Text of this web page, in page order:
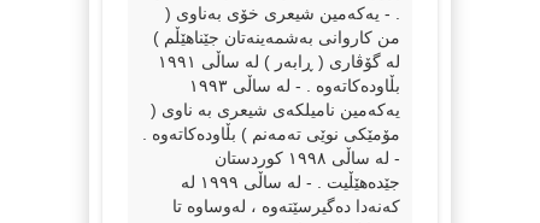
. - یەکەمین شیعری خۆی بەناوی (
من کاروانی بەشمەینەتان جێناهێڵم )
لە گۆڤاری ( ڕابەر ) لە ساڵی ١٩٩١
بڵاودەکاتەوە . - لە ساڵی ١٩٩٣
یەکەمین نامیلکەی شیعری بە ناوی (
مۆمێکی نوێی تەمەنم ) بڵاودەکاتەوە .
- لە ساڵی ١٩٩٨ کوردستان
جێدەهێڵیت . - لە ساڵی ١٩٩٩ لە
کەنەدا دەگیرسێتەوە ، لەوساوە تا